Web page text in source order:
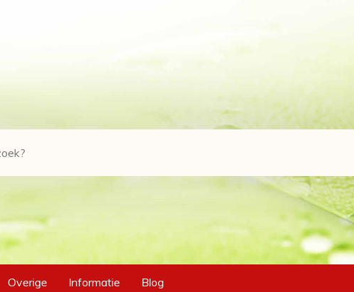
Overige Informatie Blog